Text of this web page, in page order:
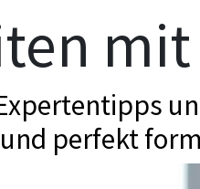
mit
perfekt